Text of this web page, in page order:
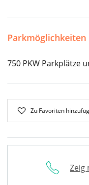
Parkmöglichkeiten
750 PKW Parkplätze
Zu Favoriten
Zeig